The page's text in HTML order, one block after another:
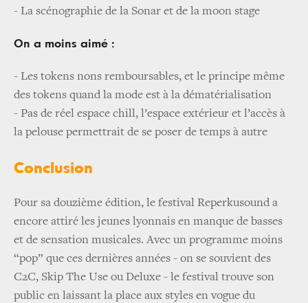
- La scénographie de la Sonar et de la moon stage
On a moins aimé :
- Les tokens nons remboursables, et le principe même
des tokens quand la mode est à la dématérialisation
- Pas de réel espace chill, l’espace extérieur et l’accès à
la pelouse permettrait de se poser de temps à autre
Conclusion
Pour sa douzième édition, le festival Reperkusound a
encore attiré les jeunes lyonnais en manque de basses
et de sensation musicales. Avec un programme moins
“pop” que ces dernières années - on se souvient des
C2C, Skip The Use ou Deluxe - le festival trouve son
public en laissant la place aux styles en vogue du